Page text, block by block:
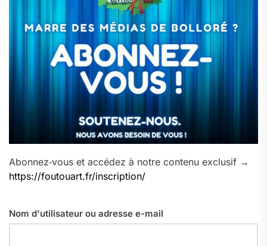
Abonnez‑vous et accédez à notre contenu exclusif →
https://foutouart.fr/inscription/
Nom d'utilisateur ou adresse e-mail